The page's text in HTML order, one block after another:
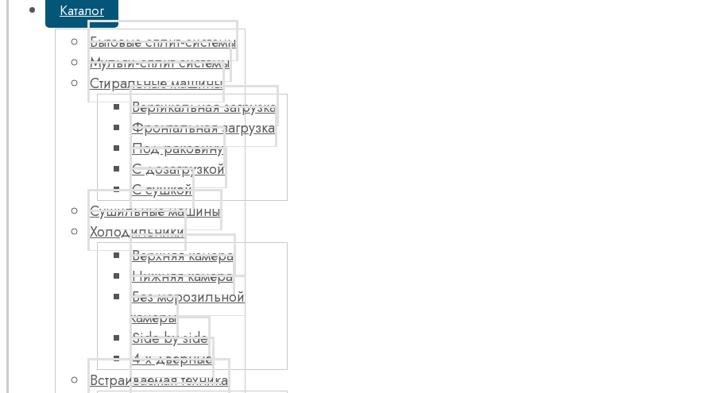
Каталог
Бытовые сплит-системы
Мульти-сплит системы
Стиральные машины
Вертикальная загрузка
Фронтальная загрузка
Под раковину
С дозагрузкой
С сушкой
Сушильные машины
Холодильники
Верхняя камера
Нижняя камера
Без морозильной
камеры
Side by side
4-х дверные
Встраиваемая техника